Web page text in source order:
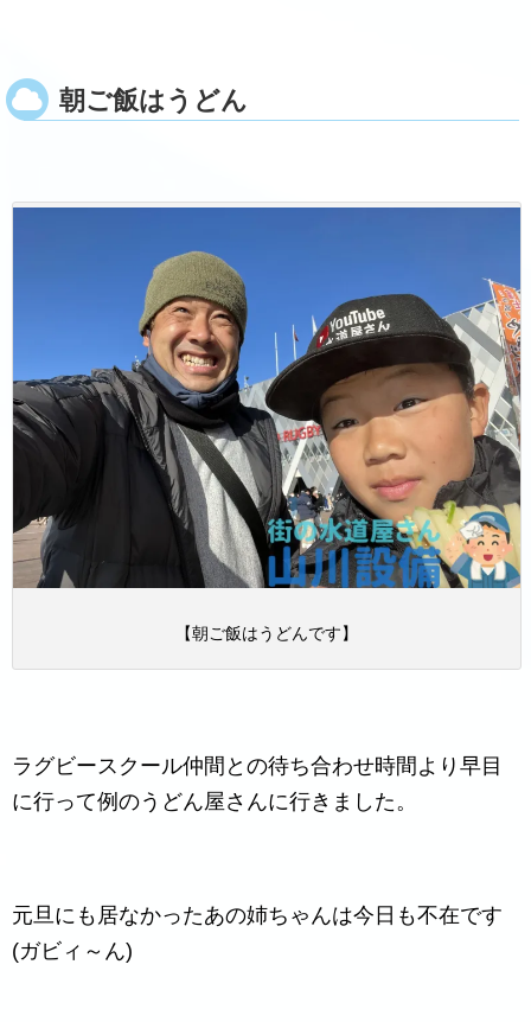
朝ご飯はうどん
【朝ご飯はうどんです】
ラグビースクール仲間との待ち合わせ時間より早目
に行って例のうどん屋さんに行きました。
元旦にも居なかったあの姉ちゃんは今日も不在です
(ガビィ～ん)